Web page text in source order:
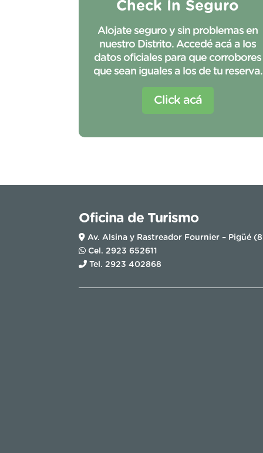
Check In Seguro
Alojate seguro y sin problemas en
nuestro Distrito. Accedé acá a los
datos oficiales para que corrobores
que sean iguales a los de tu reserva.
Click acá
Oficina de Turismo
Av. Alsina y Rastreador Fournier – Pigüé
Cel. 2923 652611
Tel. 2923 402868